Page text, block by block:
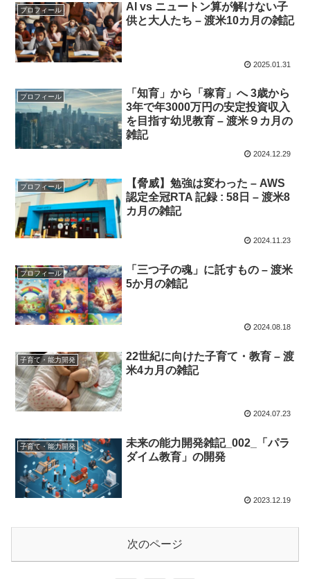
プロフィール
AI vs ニュートン算が解けない子
供と大人たち – 渡米10カ月の雑記
2025.01.31
プロフィール
「知育」から「稼育」へ 3歳から
3年で年3000万円の安定投資収入
を目指す幼児教育 – 渡米９カ月の
雑記
2024.12.29
プロフィール
【脅威】勉強は変わった – AWS
認定全冠RTA 記録 : 58日 – 渡米8
カ月の雑記
2024.11.23
プロフィール
「三つ子の魂」に託すもの – 渡米
5か月の雑記
2024.08.18
子育て・能力開発
22世紀に向けた子育て・教育 – 渡
米4カ月の雑記
2024.07.23
子育て・能力開発
未来の能力開発雑記_002_「パラ
ダイム教育」の開発
2023.12.19
次のページ